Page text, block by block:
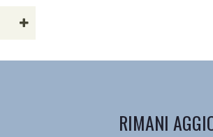
RIMANI